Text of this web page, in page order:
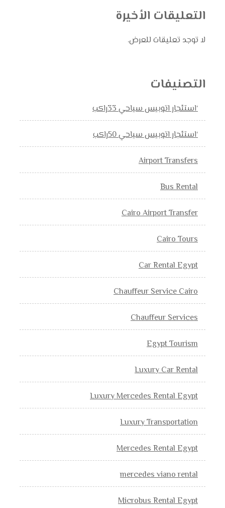
التعليقات الأخيرة
لا توجد تعليقات للعرض.
التصنيفات
‘استئجار اتوبيس سياحي 33راكب
‘استئجار اتوبيس سياحي 50راكب
Airport Transfers
Bus Rental
Cairo Airport Transfer
Cairo Tours
Car Rental Egypt
Chauffeur Service Cairo
Chauffeur Services
Egypt Tourism
Luxury Car Rental
Luxury Mercedes Rental Egypt
Luxury Transportation
Mercedes Rental Egypt
mercedes viano rental
Microbus Rental Egypt